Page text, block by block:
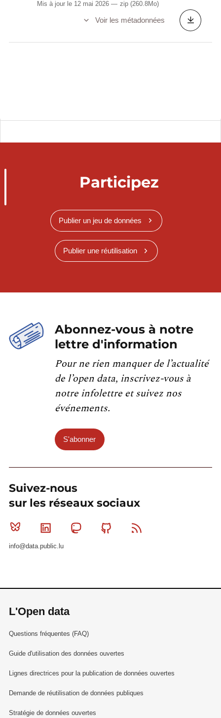
Mis à jour le 12 mai 2026 zip (260.8Mo)
Voir les métadonnées
Participez
Publier un jeu de données
Publier une réutilisation
Abonnez-vous à notre
lettre d'information
Pour ne rien manquer de l’actualité
de l’open data, inscrivez-vous à
notre infolettre et suivez nos
événements.
S'abonner
Suivez-nous
sur les réseaux sociaux
Bluesky Linkedin MastodonGithub
info@data.public.lu
L'Open data
Questions fréquentes (FAQ)
Guide d'utilisation des données ouvertes
Lignes directrices pour la publication de données ouvertes
Demande de réutilisation de données publiques
Stratégie de données ouvertes